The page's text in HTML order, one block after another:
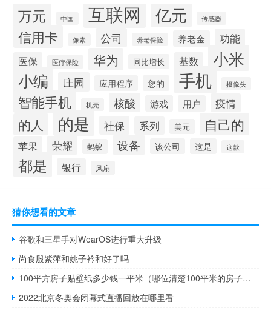
万元 中国 互联网 亿元 传感器
信用卡 像素 公司 养老保险 养老金 功能
医保 医疗保险 华为 同比增长 基数 小米
小编 庄园 应用程序 您的 手机 摄像头
智能手机 机壳 核酸 游戏 用户 疫情
的人 的是 社保 系列 美元 自己的
苹果 荣耀 蚂蚁 设备 该公司 这是 这款
都是 银行 风扇
猜你想看的文章
谷歌和三星手对WearOS进行重大升级
尚食殷紫萍和姚子衿和好了吗
100平方房子贴壁纸多少钱一平米（哪位清楚100平米的房子贴壁纸得多少钱）
2022北京冬奥会闭幕式直播回放在哪里看